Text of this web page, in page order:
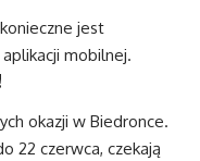
jest
mobilnej.
okazji w Biedronce.
22 czerwca, czekają